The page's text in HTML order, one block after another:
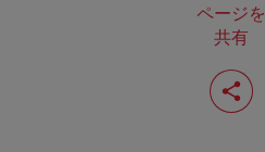
ページを
共有
ペ
ー
ジ